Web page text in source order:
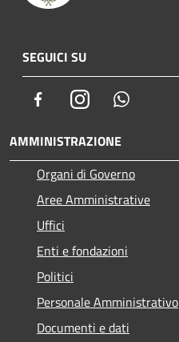
SEGUICI SU
FacebookInstagram
AMMINISTRAZIONE
Organi di Governo
Aree Amministrative
Uffici
Enti e fondazioni
Politici
Personale Amministrativo
Documenti e dati